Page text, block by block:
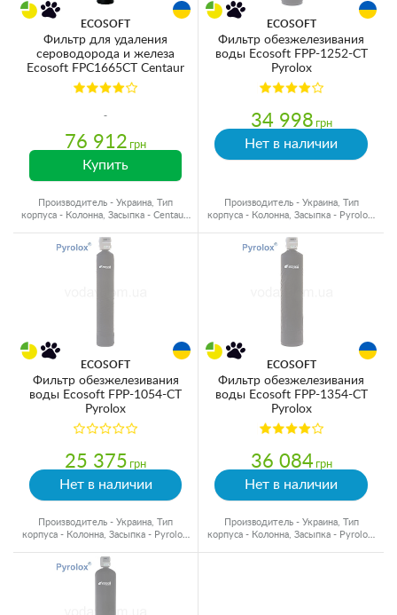
ECOSOFT
Фильтр для удаления
сероводорода и железа
Ecosoft FPC1665CT Centaur
76 912 грн
Купить
Производитель - Украина, Тип
корпуса - Колонна, Засыпка - Centaur,
ECOSOFT
Фильтр обезжелезивания
воды Ecosoft FPP-1252-CT
Pyrolox
34 998 грн
Нет в наличии
Производитель - Украина, Тип
корпуса - Колонна, Засыпка - Pyrolox,
ECOSOFT
Фильтр обезжелезивания
воды Ecosoft FPP-1054-CT
Pyrolox
25 375 грн
Нет в наличии
Производитель - Украина, Тип
корпуса - Колонна, Засыпка - Pyrolox,
ECOSOFT
Фильтр обезжелезивания
воды Ecosoft FPP-1354-CT
Pyrolox
36 084 грн
Нет в наличии
Производитель - Украина, Тип
корпуса - Колонна, Засыпка - Pyrolox,